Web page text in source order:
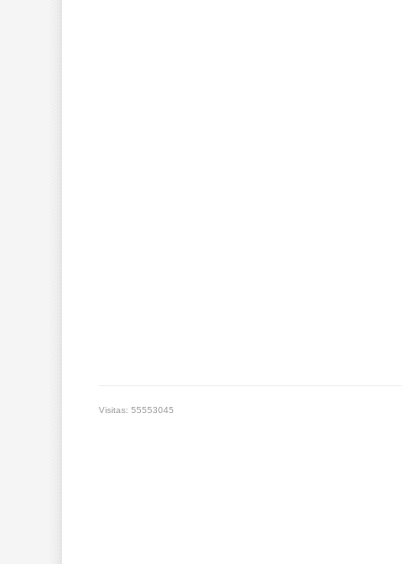
Visitas: 55553045